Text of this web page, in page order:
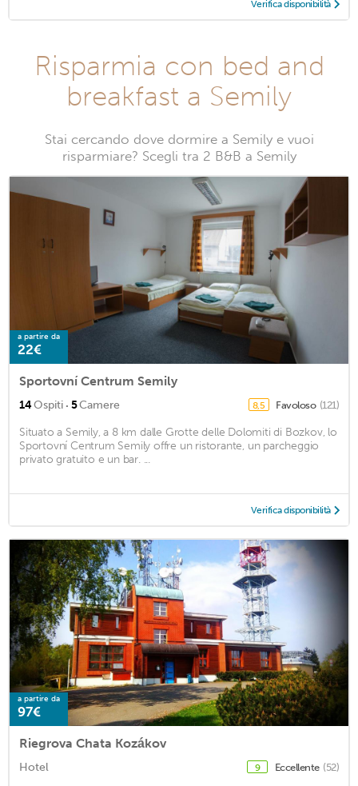
Verifica disponibilità
Risparmia con bed and
breakfast a Semily
Stai cercando dove dormire a Semily e vuoi
risparmiare? Scegli tra 2 B&B a Semily
a partire da
22€
Sportovní Centrum Semily
14Ospiti · 5Camere 8,5 Favoloso (121)
Situato a Semily, a 8 km dalle Grotte delle Dolomiti di Bozkov, lo
Sportovní Centrum Semily offre un ristorante, un parcheggio
privato gratuito e un bar. ...
Verifica disponibilità
a partire da
97€
Riegrova Chata Kozákov
Hotel 9 Eccellente (52)